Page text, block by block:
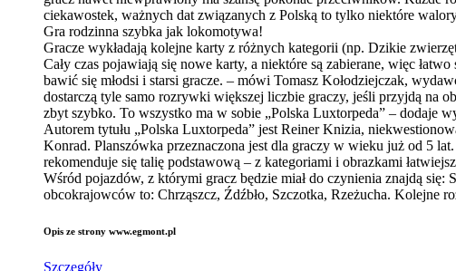
ciekawostek, ważnych dat związanych z Polską to tylko niektóre
Gra rodzinna szybka jak lokomotywa!
Gracze wykładają kolejne karty z różnych kategorii (np. Dzikie
Cały czas pojawiają się nowe karty, a niektóre są zabierane, więc
bawić się młodsi i starsi gracze. – mówi Tomasz Kołodziejczak,
dostarczą tyle samo rozrywki większej liczbie graczy, jeśli przyjdą na
zbyt szybko. To wszystko ma w sobie „Polska Luxtorpeda” – dodaje
Autorem tytułu „Polska Luxtorpeda” jest Reiner Knizia,
Konrad. Planszówka przeznaczona jest dla graczy w wieku już od 5
rekomenduje się talię podstawową – z kategoriami i obrazkami
Wśród pojazdów, z którymi gracz będzie miał do czynienia znajdą
obcokrajowców to: Chrząszcz, Źdźbło, Szczotka, Rzeżucha. Kolejne
Opis ze strony www.egmont.pl
Szczegóły